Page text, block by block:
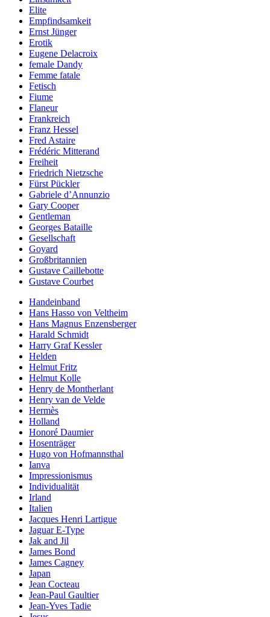
Elite
Empfindsamkeit
Ernst Jünger
Erotik
Eugene Delacroix
female Dandy
Femme fatale
Fetisch
Fiume
Flaneur
Frankreich
Franz Hessel
Fred Astaire
Frédéric Mitterand
Freiheit
Friedrich Nietzsche
Fürst Pückler
Gabriele d’Annunzio
Gary Cooper
Gentleman
Georges Bataille
Gesellschaft
Goyard
Großbritannien
Gustave Caillebotte
Gustave Courbet
Handeinband
Hans Hasso von Veltheim
Hans Magnus Enzensberger
Harald Schmidt
Harry Graf Kessler
Helden
Helmut Fritz
Helmut Kolle
Henry de Montherlant
Henry van de Velde
Hermès
Holland
Honoré Daumier
Hosenträger
Hugo von Hofmannsthal
Ianva
Impressionismus
Individualität
Irland
Italien
Jacques Henri Lartigue
Jaguar E-Type
Jak and Jil
James Bond
James Cagney
Japan
Jean Cocteau
Jean-Paul Gaultier
Jean-Yves Tadie